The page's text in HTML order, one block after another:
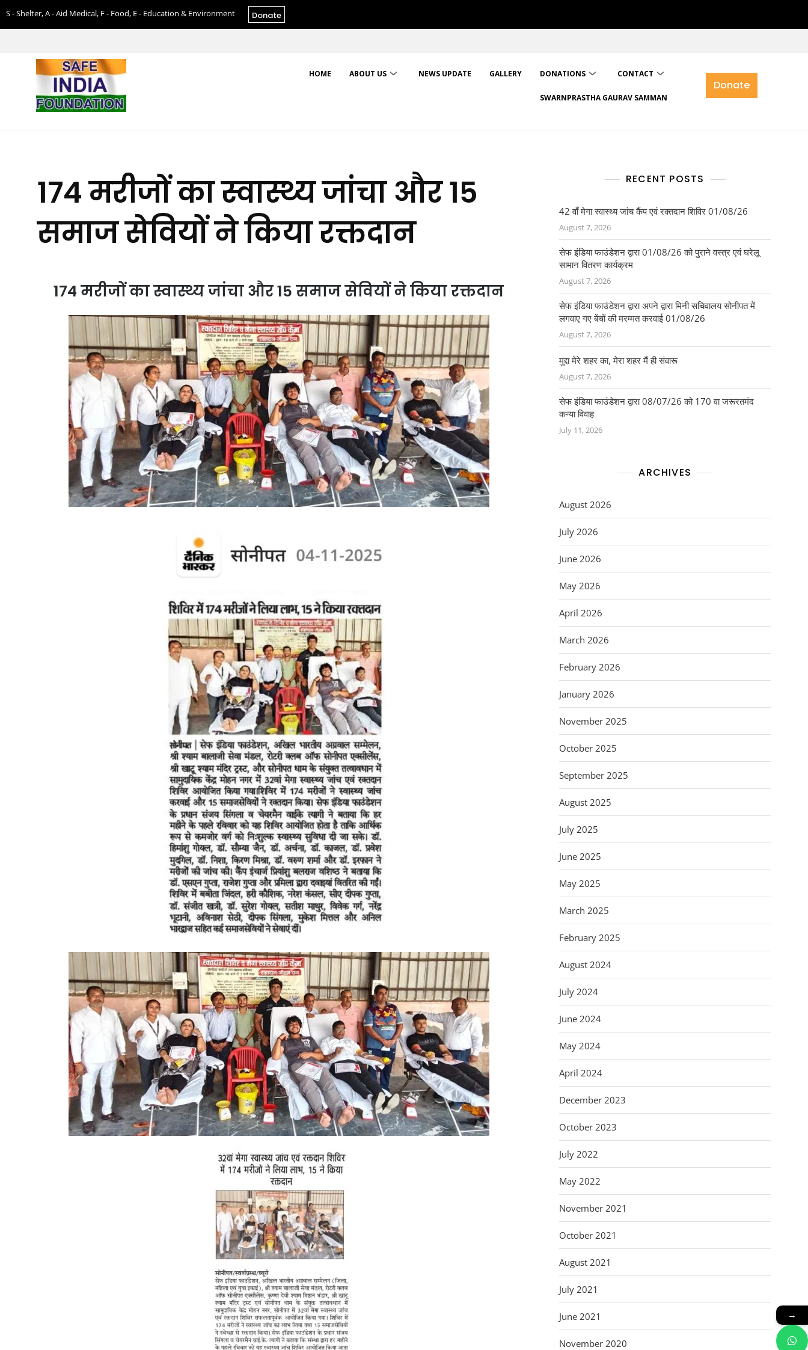
S - Shelter, A - Aid Medical, F - Food, E - Education & Environment Donate
HOME ABOUT US NEWS UPDATE GALLERY DONATIONS CONTACT
SWARNPRASTHA GAURAV SAMMAN
Donate
174 मरीजों का स्वास्थ्य जांचा और 15
समाज सेवियों ने किया रक्तदान
174 मरीजों का स्वास्थ्य जांचा और 15 समाज सेवियों ने किया रक्तदान
RECENT POSTS
42 वाँ मेगा स्वास्थ्य जांच कैंप एवं रक्तदान शिविर 01/08/26
August 7, 2026
सेफ इंडिया फाउंडेशन द्वारा 01/08/26 को पुराने वस्त्र एवं घरेलू
सामान वितरण कार्यक्रम
August 7, 2026
सेफ इंडिया फाउंडेशन द्वारा अपने द्वारा मिनी सचिवालय सोनीपत में
लगवाए गए बेंचों की मरम्मत करवाई 01/08/26
August 7, 2026
मुद्दा मेरे शहर का, मेरा शहर मैं ही संवारू
August 7, 2026
सेफ इंडिया फाउंडेशन द्वारा 08/07/26 को 170 वा जरूरतमंद
कन्या विवाह
July 11, 2026
ARCHIVES
August 2026
July 2026
June 2026
May 2026
April 2026
March 2026
February 2026
January 2026
November 2025
October 2025
September 2025
August 2025
July 2025
June 2025
May 2025
March 2025
February 2025
August 2024
July 2024
June 2024
May 2024
April 2024
December 2023
October 2023
July 2022
May 2022
November 2021
October 2021
August 2021
July 2021
June 2021
November 2020
→